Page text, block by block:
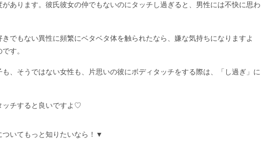
あります。彼氏彼女の仲でもないのにタッチし過ぎると、男性には不快に思わ
でもない異性に頻繁にベタベタ体を触られたなら、嫌な気持ちになりますよ
す。
、そうではない女性も、片思いの彼にボディタッチをする際は、「し過ぎ」に
ッチすると良いですよ♡
ついてもっと知りたいなら！▼